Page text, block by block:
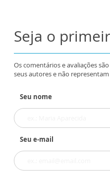
Seja o
Os comentários e avaliações
seus autores e não
Seu nome
Seu e-mail